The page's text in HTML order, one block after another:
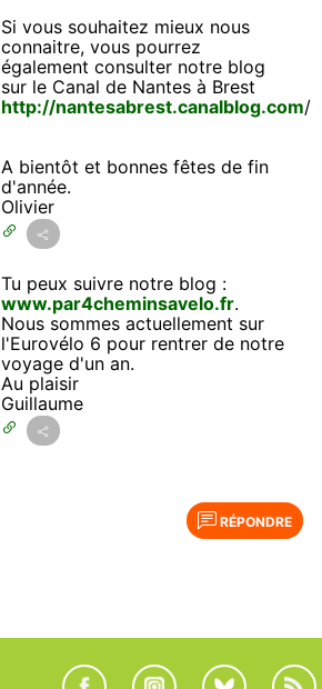
Si vous souhaitez mieux nous
connaitre, vous pourrez
également consulter notre blog
sur le Canal de Nantes à Brest
http://nantesabrest.canalblog.com/
A bientôt et bonnes fêtes de fin
d'année.
Olivier
Tu peux suivre notre blog :
www.par4cheminsavelo.fr.
Nous sommes actuellement sur
l'Eurovélo 6 pour rentrer de notre
voyage d'un an.
Au plaisir
Guillaume
RÉPONDRE